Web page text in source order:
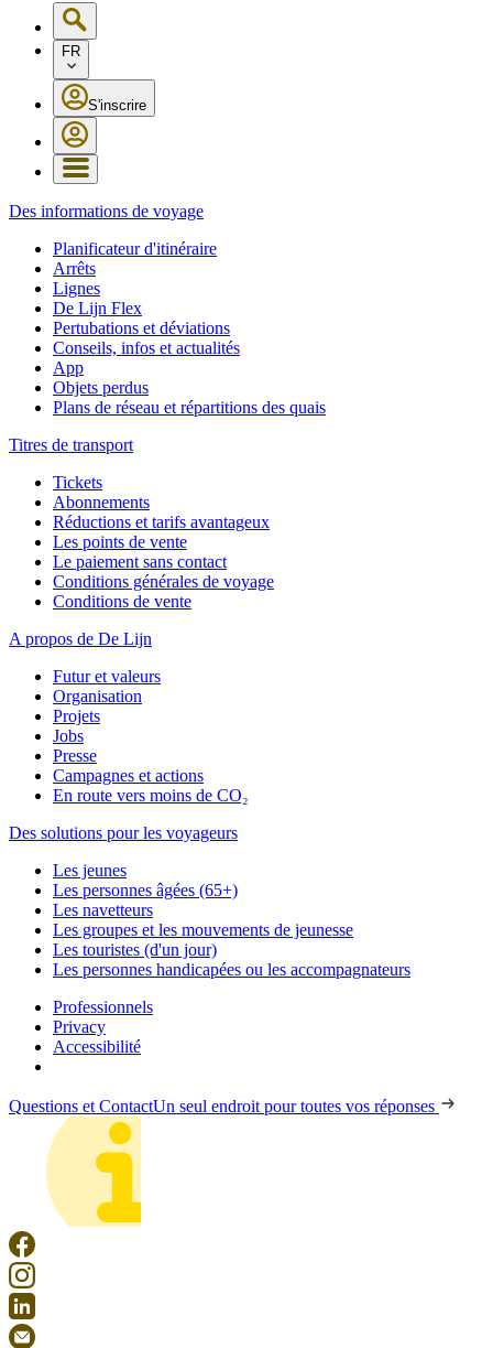
FR
S'inscrire
Des informations de voyage
Planificateur d'itinéraire
Arrêts
Lignes
De Lijn Flex
Pertubations et déviations
Conseils, infos et actualités
App
Objets perdus
Plans de réseau et répartitions des quais
Titres de transport
Tickets
Abonnements
Réductions et tarifs avantageux
Les points de vente
Le paiement sans contact
Conditions générales de voyage
Conditions de vente
A propos de De Lijn
Futur et valeurs
Organisation
Projets
Jobs
Presse
Campagnes et actions
En route vers moins de CO₂
Des solutions pour les voyageurs
Les jeunes
Les personnes âgées (65+)
Les navetteurs
Les groupes et les mouvements de jeunesse
Les touristes (d'un jour)
Les personnes handicapées ou les accompagnateurs
Professionnels
Privacy
Accessibilité
Questions et ContactUn seul endroit pour toutes vos réponses